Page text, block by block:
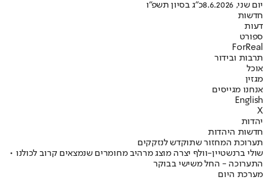
יום שני, 8.6.2026
כ"ג בסיון תשפ"ו
חדשות
דעות
ספורט
ForReal
תרבות ובידור
אוכל
מגזין
אנחנו מגייסים
English
X
יהדות
חדשות היהדות
תערוכת המחזור שתוקדש לנזקקים
שולי ברנשטיין-וולף יצרה מוצג מרהיב מחומרים שנמצאים קרוב לכולנו •
התערוכה - החל משישי בבוקר
מערכת היום